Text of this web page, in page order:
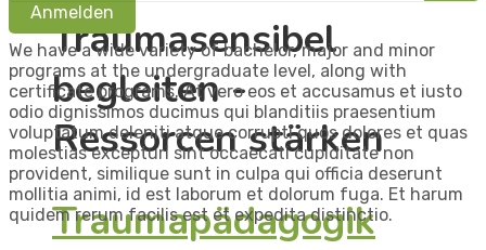
Traumasensibel
begleiten -
Ressorcen stärken
Traumapädagogik
Anmelden
We have a wide variety of bachelor, major and minor
programs at the undergraduate level, along with
certificate programs. At vero eos et accusamus et iusto
odio dignissimos ducimus qui blanditiis praesentium
voluptatum deleniti atque corrupti quos dolores et quas
molestias excepturi sint occaecati cupiditate non
provident, similique sunt in culpa qui officia deserunt
mollitia animi, id est laborum et dolorum fuga. Et harum
quidem rerum facilis est et expedita distinctio.